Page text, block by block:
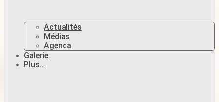
Actualités
Médias
Agenda
Galerie
Plus…